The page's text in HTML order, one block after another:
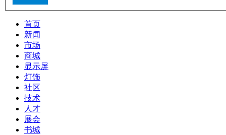
首页
新闻
市场
商城
显示屏
灯饰
社区
技术
人才
展会
书城